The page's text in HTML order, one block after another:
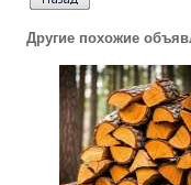
Другие похожие